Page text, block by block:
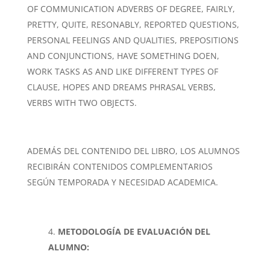
OF COMMUNICATION ADVERBS OF DEGREE, FAIRLY,
PRETTY, QUITE, RESONABLY, REPORTED QUESTIONS,
PERSONAL FEELINGS AND QUALITIES, PREPOSITIONS
AND CONJUNCTIONS, HAVE SOMETHING DOEN,
WORK TASKS AS AND LIKE DIFFERENT TYPES OF
CLAUSE, HOPES AND DREAMS PHRASAL VERBS,
VERBS WITH TWO OBJECTS.
ADEMÁS DEL CONTENIDO DEL LIBRO, LOS ALUMNOS
RECIBIRÁN CONTENIDOS COMPLEMENTARIOS
SEGÚN TEMPORADA Y NECESIDAD ACADEMICA.
METODOLOGÍA DE EVALUACIÓN DEL
ALUMNO: